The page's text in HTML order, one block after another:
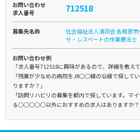
お問い合わせ
求人番号
712518
募集先名称
社会福祉法人清洞会 各務原
サ・レスペートの作業療法士
お問い合わせ例
「求人番号712518に興味があるので、詳細を教え
「残業が少なめの病院をJR○○線の沿線で探して
りますか？」
「訪問リハビリの募集を都内で探しています。マ
る○○○○○以外におすすめの求人はありますか？